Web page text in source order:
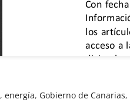
,energía, Gobierno de Canarias,